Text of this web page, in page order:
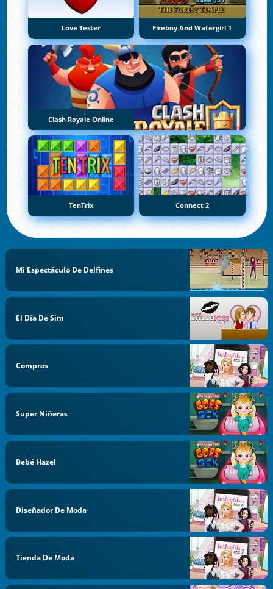
Love Tester Fireboy And Watergirl 1
Clash Royale Online
TenTrix Connect 2
Mi Espectáculo De Delfines
El Día De Sim
Compras
Super Niñeras
Bebé Hazel
Diseñador De Moda
Tienda De Moda